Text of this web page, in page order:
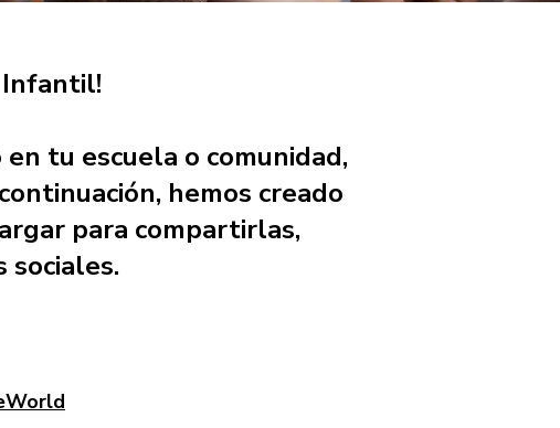
Infantil!
tu escuela o comunidad,
hemos creado
para compartirlas,